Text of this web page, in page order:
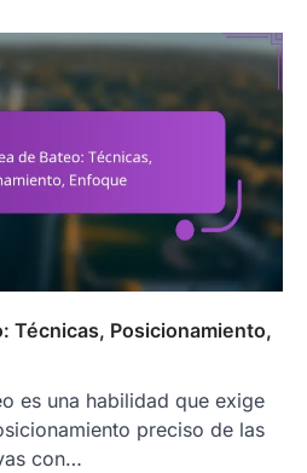
Técnicas, Posicionamiento,
es una habilidad que exige
preciso de las
con…